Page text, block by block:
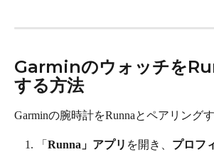
Garminのウォッチを
する方法
Garminの腕時計をRunnaとペアリング
「 Runna」アプリ を開き、 プロフ